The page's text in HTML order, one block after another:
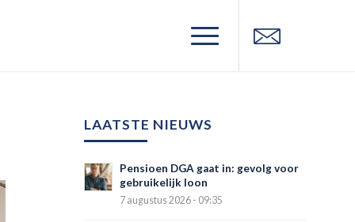
LAATSTE NIEUWS
Pensioen DGA gaat in: gevolg voor
gebruikelijk loon
7 augustus 2026 - 09:35